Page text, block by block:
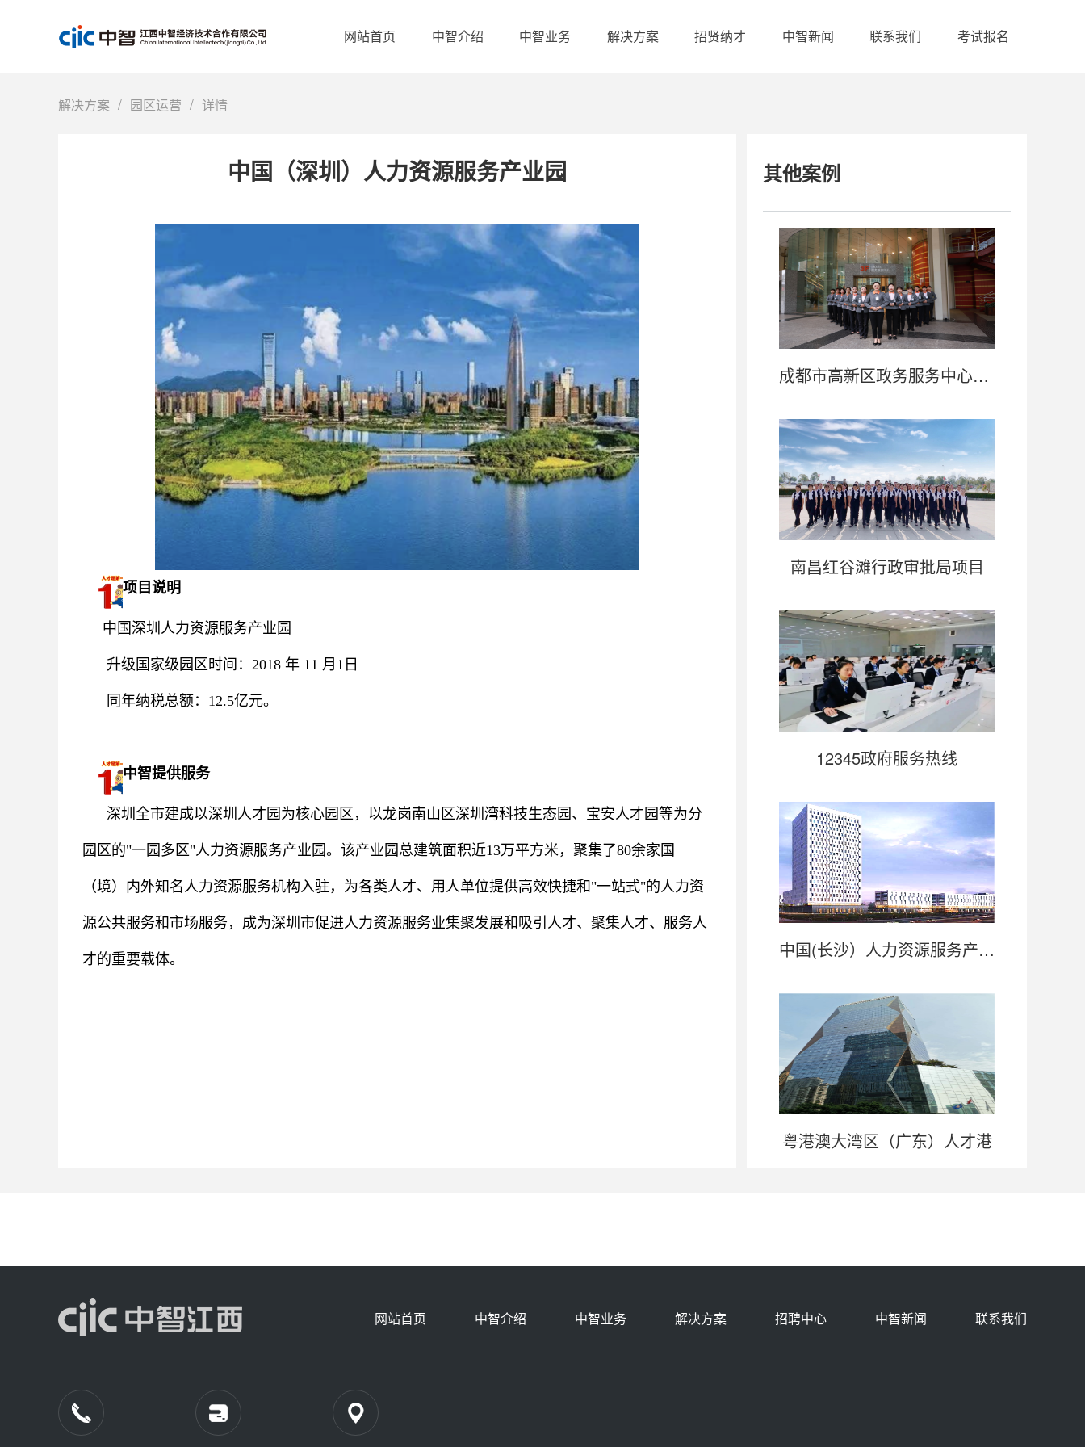
网站首页 中智介绍
企业文化
资质与荣誉
企业客户
产业布局
中智业务 解决方案 招贤纳才 中智新闻 联系我们 考试报名
解决方案 / 园区运营 / 详情
中国（深圳）人力资源服务产业园
项目说明
中国深圳人力资源服务产业园
升级国家级园区时间：2018 年 11 月1日
同年纳税总额：12.5亿元。
中智提供服务
深圳全市建成以深圳人才园为核心园区，以龙岗南山区深圳湾科技生态园、宝安人才园等为分
园区的"一园多区"人力资源服务产业园。该产业园总建筑面积近13万平方米，聚集了80余家国
（境）内外知名人力资源服务机构入驻，为各类人才、用人单位提供高效快捷和"一站式"的人力资
源公共服务和市场服务，成为深圳市促进人力资源服务业集聚发展和吸引人才、聚集人才、服务人
才的重要载体。
其他案例
成都市高新区政务服务中心项目
南昌红谷滩行政审批局项目
12345政府服务热线
中国(长沙）人力资源服务产业园
粤港澳大湾区（广东）人才港
网站首页 中智介绍 中智业务 解决方案 招聘中心 中智新闻 联系我们